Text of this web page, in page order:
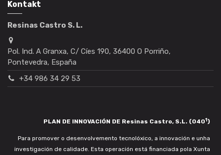
Kontakt
Resinas Castro S. L.
Pol. Ind. A Granxa, C/ Cíes 190, 36400 O Porriño,
Pontevedra, España
+34 986 34 29 53
PLAN DE INNOVACIÓN DE Resinas Castro, S.L. (0401)
Para promover o desenvolvemento tecnolóxico, a innovación e unha
investigación de calidade. Esta operación está financiada pola Xunta